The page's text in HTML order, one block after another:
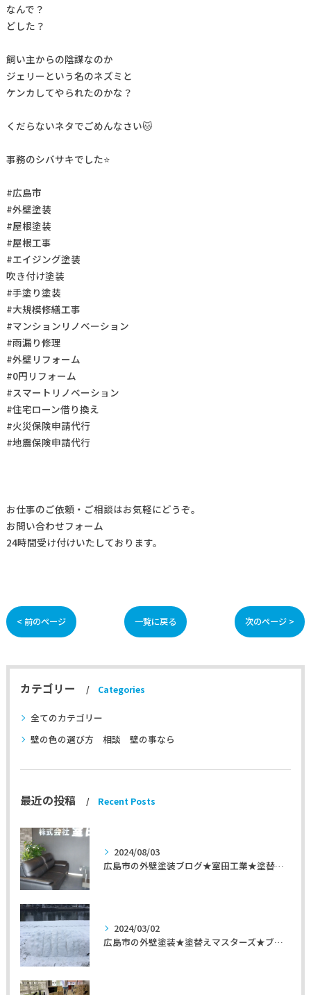
なんで？
どした？
飼い主からの陰謀なのか
ジェリーという名のネズミと
ケンカしてやられたのかな？
くだらないネタでごめんなさい🐱
事務のシバサキでした⭐
#広島市
#外壁塗装
#屋根塗装
#屋根工事
#エイジング塗装
吹き付け塗装
#手塗り塗装
#大規模修繕工事
#マンションリノベーション
#雨漏り修理
#外壁リフォーム
#0円リフォーム
#スマートリノベーション
#住宅ローン借り換え
#火災保険申請代行
#地震保険申請代行
お仕事のご依頼・ご相談はお気軽にどうぞ。
お問い合わせフォーム
24時間受け付けいたしております。
< 前のページ 一覧に戻る 次のページ >
カテゴリー Categories
全てのカテゴリー
壁の色の選び方 相談 壁の事なら
最近の投稿 Recent Posts
2024/08/03
広島市の外壁塗装ブログ★室田工業★塗替えマスターズ★外壁リフォーム
2024/03/02
広島市の外壁塗装★塗替えマスターズ★ブログ「初めて家を手入れするのに」